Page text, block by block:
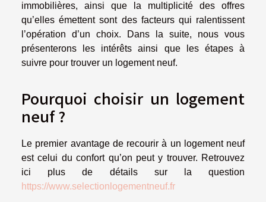
immobilières, ainsi que la multiplicité des offres
qu’elles émettent sont des facteurs qui ralentissent
l’opération d’un choix. Dans la suite, nous vous
présenterons les intérêts ainsi que les étapes à
suivre pour trouver un logement neuf.
Pourquoi choisir un logement
neuf ?
Le premier avantage de recourir à un logement neuf
est celui du confort qu’on peut y trouver. Retrouvez
ici plus de détails sur la question
https://www.selectionlogementneuf.fr